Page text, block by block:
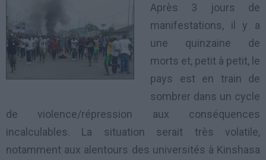
Après 3 jours de
manifestations, il y a
une quinzaine de
morts et, petit à petit, le
pays est en train de
sombrer dans un cycle
de violence/répression aux conséquences
incalculables. La situation serait très volatile,
notamment aux alentours des universités à Kinshasa